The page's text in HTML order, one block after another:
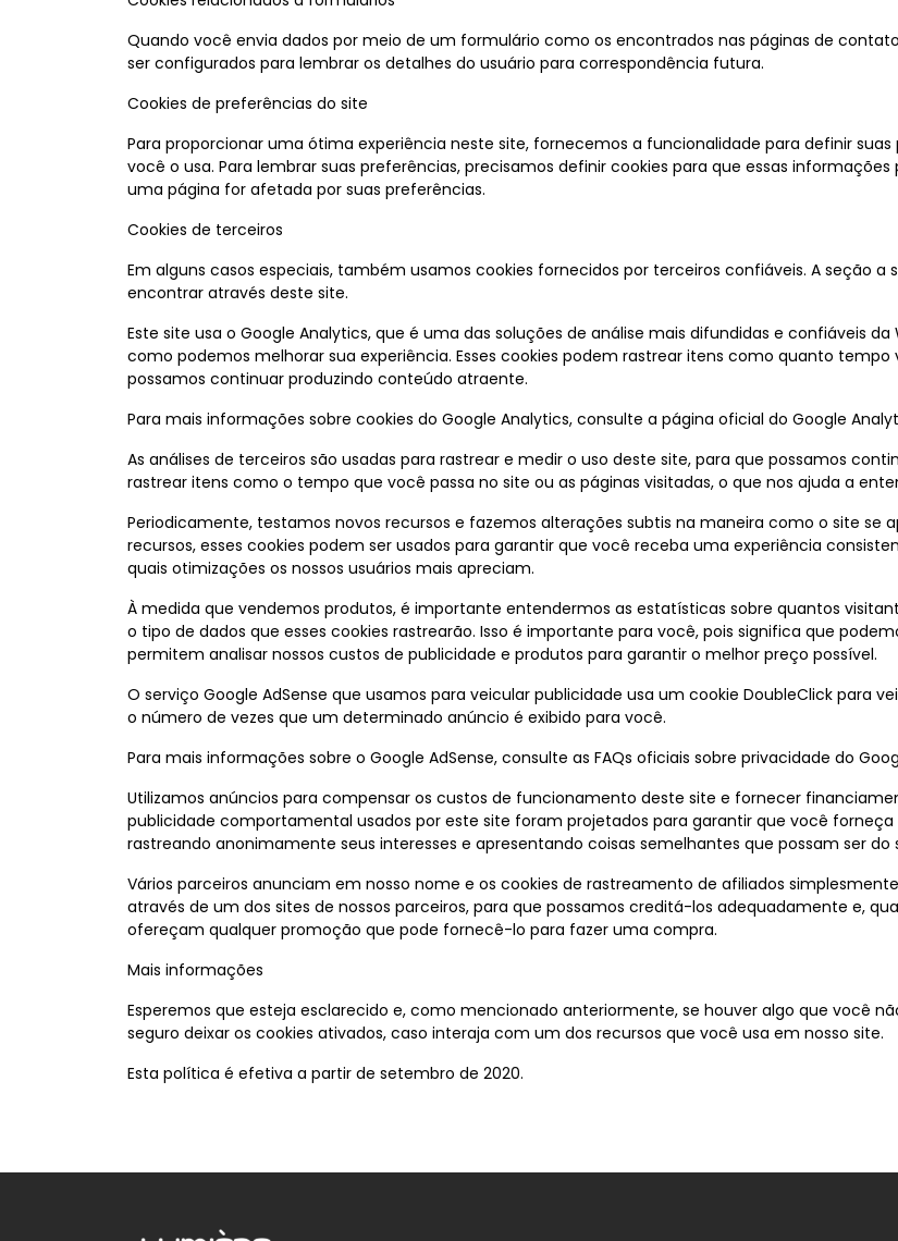
Quando você envia dados por meio de um formulário como os encontrados nas páginas de
ser configurados para lembrar os detalhes do usuário para correspondência futura.
Cookies de preferências do site
Para proporcionar uma ótima experiência neste site, fornecemos a funcionalidade para definir
você o usa. Para lembrar suas preferências, precisamos definir cookies para que essas
uma página for afetada por suas preferências.
Cookies de terceiros
Em alguns casos especiais, também usamos cookies fornecidos por terceiros confiáveis. A seção
encontrar através deste site.
Este site usa o Google Analytics, que é uma das soluções de análise mais difundidas e confiáveis
como podemos melhorar sua experiência. Esses cookies podem rastrear itens como quanto
possamos continuar produzindo conteúdo atraente.
Para mais informações sobre cookies do Google Analytics, consulte a página oficial do Google
As análises de terceiros são usadas para rastrear e medir o uso deste site, para que possamos
rastrear itens como o tempo que você passa no site ou as páginas visitadas, o que nos ajuda a
Periodicamente, testamos novos recursos e fazemos alterações subtis na maneira como o site se
recursos, esses cookies podem ser usados para garantir que você receba uma experiência
quais otimizações os nossos usuários mais apreciam.
À medida que vendemos produtos, é importante entendermos as estatísticas sobre quantos
o tipo de dados que esses cookies rastrearão. Isso é importante para você, pois significa que
permitem analisar nossos custos de publicidade e produtos para garantir o melhor preço possível.
O serviço Google AdSense que usamos para veicular publicidade usa um cookie DoubleClick para
o número de vezes que um determinado anúncio é exibido para você.
Para mais informações sobre o Google AdSense, consulte as FAQs oficiais sobre privacidade do
Utilizamos anúncios para compensar os custos de funcionamento deste site e fornecer
publicidade comportamental usados por este site foram projetados para garantir que você
rastreando anonimamente seus interesses e apresentando coisas semelhantes que possam ser do
Vários parceiros anunciam em nosso nome e os cookies de rastreamento de afiliados
através de um dos sites de nossos parceiros, para que possamos creditá-los adequadamente e,
ofereçam qualquer promoção que pode fornecê-lo para fazer uma compra.
Mais informações
Esperemos que esteja esclarecido e, como mencionado anteriormente, se houver algo que você
seguro deixar os cookies ativados, caso interaja com um dos recursos que você usa em nosso site.
Esta política é efetiva a partir de setembro de 2020.